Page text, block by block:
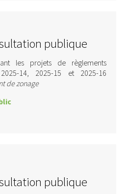
publique
les projets de règlements
14, 2025-15 et 2025-16
de zonage
publique